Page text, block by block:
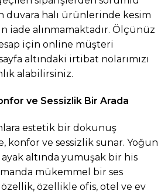
duvara halı ürünlerinde kesim
iade alınmamaktadır. Ölçünüz
için online müşteri
altındaki irtibat nolarımızı
alabilirsiniz.
ve Sessizlik Bir Arada
estetik bir dokunuş
konfor ve sessizlik sunar. Yoğun
altında yumuşak bir his
mükemmel bir ses
özellik, özellikle ofis, otel ve ev